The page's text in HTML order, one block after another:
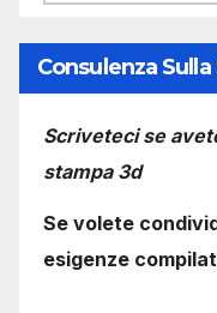
Consulenza
Scriveteci se
stampa 3d
Se volete
esigenze